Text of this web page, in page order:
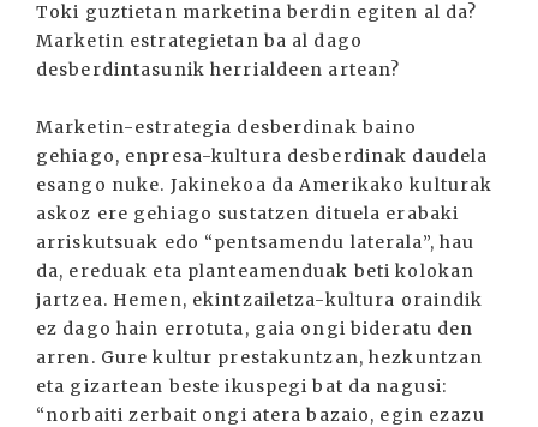
Toki guztietan marketina berdin egiten al da?
Marketin estrategietan ba al dago
desberdintasunik herrialdeen artean?
Marketin-estrategia desberdinak baino
gehiago, enpresa-kultura desberdinak daudela
esango nuke. Jakinekoa da Amerikako kulturak
askoz ere gehiago sustatzen dituela erabaki
arriskutsuak edo “pentsamendu laterala”, hau
da, ereduak eta planteamenduak beti kolokan
jartzea. Hemen, ekintzailetza-kultura oraindik
ez dago hain errotuta, gaia ongi bideratu den
arren. Gure kultur prestakuntzan, hezkuntzan
eta gizartean beste ikuspegi bat da nagusi:
“norbaiti zerbait ongi atera bazaio, egin ezazu